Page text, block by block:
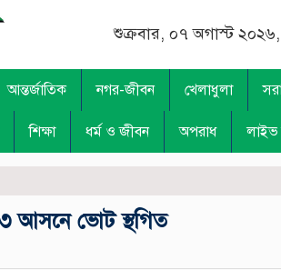
শুক্রবার, ০৭ অগাস্ট
আন্তর্জাতিক নগর-জীবন খেলাধুলা
শিক্ষা ধর্ম ও জীবন অপরাধ লাইভ
৩ আসনে ভোট স্থগিত